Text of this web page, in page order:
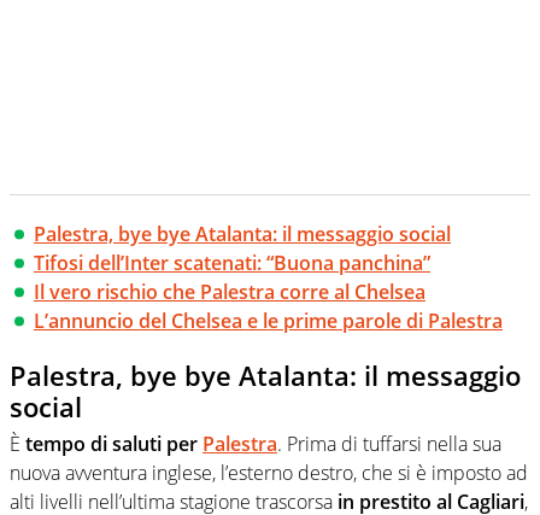
Palestra, bye bye Atalanta: il messaggio social
Tifosi dell’Inter scatenati: “Buona panchina”
Il vero rischio che Palestra corre al Chelsea
L’annuncio del Chelsea e le prime parole di Palestra
Palestra, bye bye Atalanta: il messaggio
social
È tempo di saluti per Palestra. Prima di tuffarsi nella sua
nuova avventura inglese, l’esterno destro, che si è imposto ad
alti livelli nell’ultima stagione trascorsa in prestito al Cagliari,